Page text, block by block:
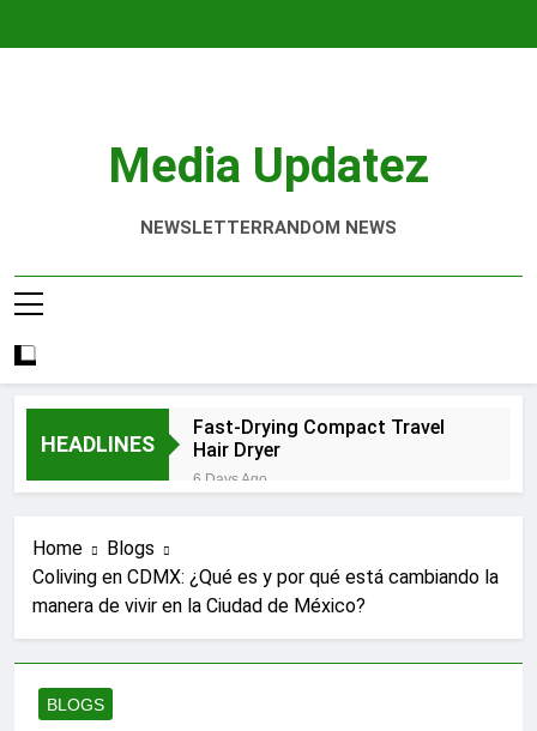
Media Updatez
NEWSLETTERRANDOM NEWS
HEADLINES
Fast-Drying Compact Travel
Hair Dryer
6 Days Ago
Braces Vienna: Finding the
Right Orthodontic Solution for
4 Months Ago
Tooth Extraction Vienna: What
Home
Blogs
Coliving en CDMX: ¿Qué es y por qué está cambiando la
manera de vivir en la Ciudad de México?
BLOGS